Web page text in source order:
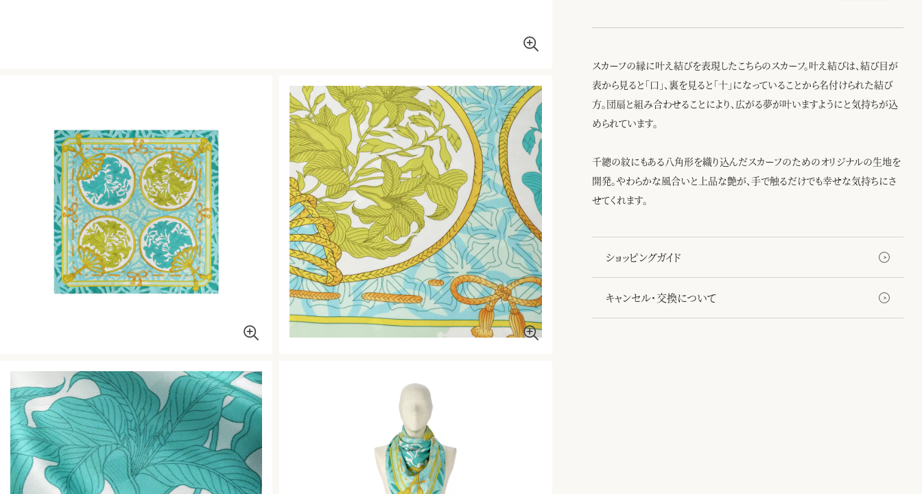
スカーフの縁に叶え結びを表現したこちらのスカーフ。叶え結びは、結び目が
表から見ると「口」、裏を見ると「十」になっていることから名付けられた結び
方。団扇と組み合わせることにより、広がる夢が叶いますようにと気持ちが込
められています。
千總の紋にもある八角形を織り込んだスカーフのためのオリジナルの生地を
開発。やわらかな風合いと上品な艶が、手で触るだけでも幸せな気持ちにさ
せてくれます。
ショッピングガイド
キャンセル・交換について